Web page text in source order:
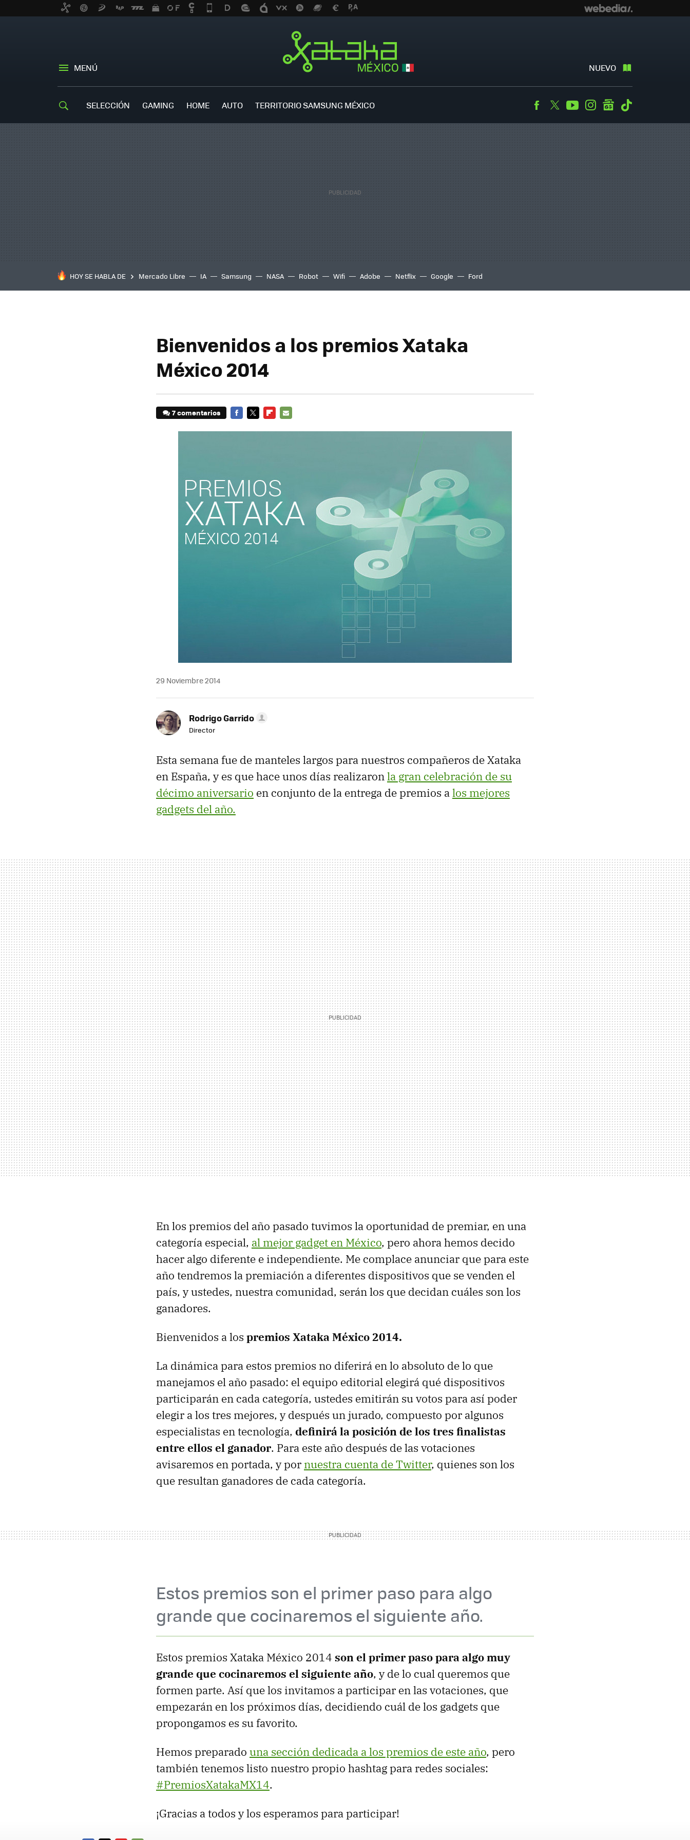
MENÚ NUEVO
SELECCIÓN GAMING HOME AUTO TERRITORIO SAMSUNG MÉXICO Facebook
TwitterYoutubeInstagramgooglenews
HOY SE HABLA DE Mercado Libre IA Samsung NASA Robot Wifi Adobe Netflix Google Ford
Bienvenidos a los premios Xataka
México 2014
7 comentarios
29 Noviembre 2014
Rodrigo Garrido
Director
Esta semana fue de manteles largos para nuestros compañeros de Xataka
en España, y es que hace unos días realizaronla gran celebración de su
décimo aniversario en conjunto de la entrega de premios alos mejores
gadgets del año.
En los premios del año pasado tuvimos la oportunidad de premiar, en una
categoría especial, al mejor gadget en México, pero ahora hemos decido
hacer algo diferente e independiente. Me complace anunciar que para este
año tendremos la premiación a diferentes dispositivos que se venden el
país, y ustedes, nuestra comunidad, serán los que decidan cuáles son los
ganadores.
Bienvenidos a los premios Xataka México 2014.
La dinámica para estos premios no diferirá en lo absoluto de lo que
manejamos el año pasado: el equipo editorial elegirá qué dispositivos
participarán en cada categoría, ustedes emitirán su votos para así poder
elegir a los tres mejores, y después un jurado, compuesto por algunos
especialistas en tecnología, definirá la posición de los tres finalistas
entre ellos el ganador. Para este año después de las votaciones
avisaremos en portada, y por nuestra cuenta de Twitter, quienes son los
que resultan ganadores de cada categoría.
Estos premios son el primer paso para algo
grande que cocinaremos el siguiente año.
Estos premios Xataka México 2014 son el primer paso para algo muy
grande que cocinaremos el siguiente año, y de lo cual queremos que
formen parte. Así que los invitamos a participar en las votaciones, que
empezarán en los próximos días, decidiendo cuál de los gadgets que
propongamos es su favorito.
Hemos preparado una sección dedicada a los premios de este año, pero
también tenemos listo nuestro propio hashtag para redes sociales:
#PremiosXatakaMX14.
¡Gracias a todos y los esperamos para participar!